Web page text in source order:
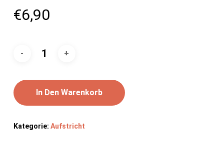
€6,90
In Den Warenkorb
Kategorie: Aufstricht